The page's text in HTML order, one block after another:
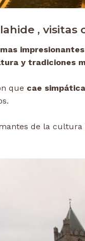
, visitas
y tradiciones
que cae
de la